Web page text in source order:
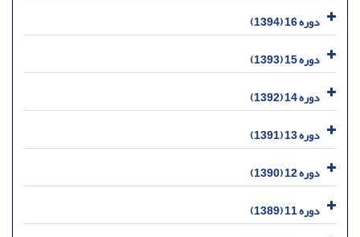
دوره 16 (1394)
دوره 15 (1393)
دوره 14 (1392)
دوره 13 (1391)
دوره 12 (1390)
دوره 11 (1389)